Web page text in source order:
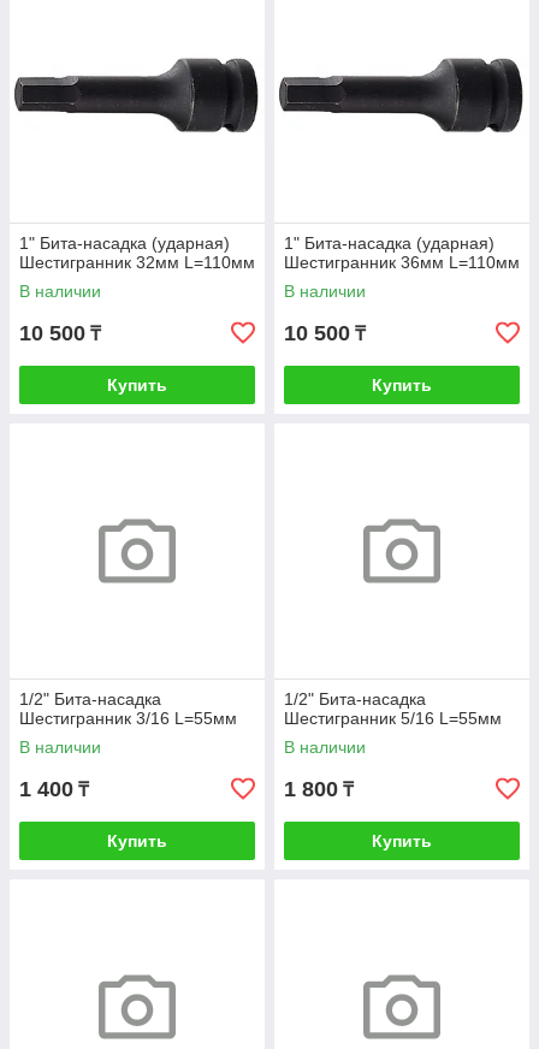
1" Бита-насадка (ударная)
Шестигранник 32мм L=110мм
В наличии
10 500 ₸
Купить
1" Бита-насадка (ударная)
Шестигранник 36мм L=110мм
В наличии
10 500 ₸
Купить
1/2" Бита-насадка
Шестигранник 3/16 L=55мм
В наличии
1 400 ₸
Купить
1/2" Бита-насадка
Шестигранник 5/16 L=55мм
В наличии
1 800 ₸
Купить